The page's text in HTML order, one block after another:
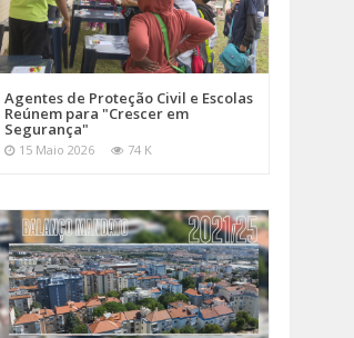
Agentes de Proteção Civil e Escolas
Reúnem para "Crescer em
Segurança"
15 Maio 2026 74 K